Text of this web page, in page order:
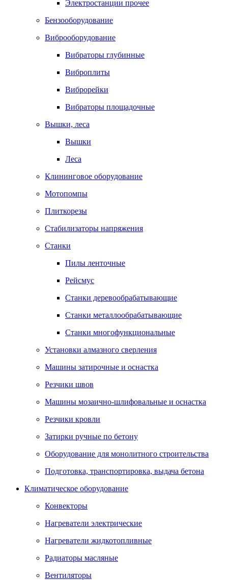
Электростанции прочее
Бензооборудование
Виброоборудование
Вибраторы глубинные
Виброплиты
Виброрейки
Вибраторы площадочные
Вышки, леса
Вышки
Леса
Клининговое оборудование
Мотопомпы
Плиткорезы
Стабилизаторы напряжения
Станки
Пилы ленточные
Рейсмус
Станки деревообрабатывающие
Станки металлообрабатывающие
Станки многофункциональные
Установки алмазного сверления
Машины затирочные и оснастка
Резчики швов
Машины мозаично-шлифовальные и оснастка
Резчики кровли
Затирки ручные по бетону
Оборудование для монолитного строительства
Подготовка, транспортировка, выдача бетона
Климатическое оборудование
Конвекторы
Нагреватели электрические
Нагреватели жидкотопливные
Радиаторы масляные
Вентиляторы